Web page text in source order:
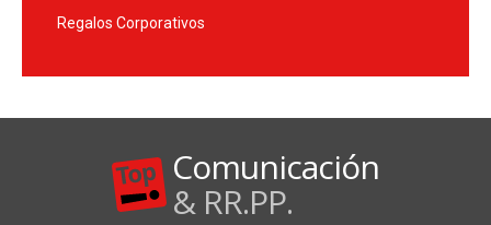
Regalos Corporativos
Comunicación
& RR.PP.